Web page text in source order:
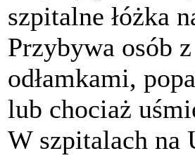
szpitalne łóżka
Przybywa osób
odłamkami,
lub chociaż
W szpitalach na